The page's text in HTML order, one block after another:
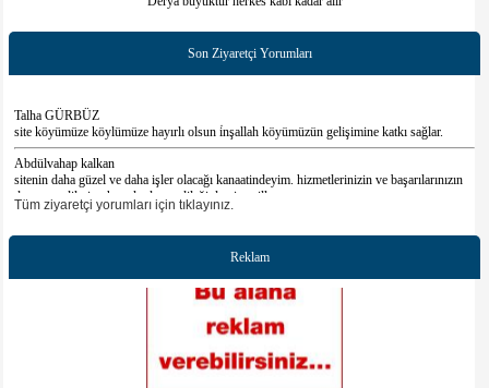
Son Ziyaretçi Yorumları
Talha GÜRBÜZ
site köyümüze köylümüze hayırlı olsun i̇nşallah köyümüzün gelişimine katkı sağlar.
Abdülvahap kalkan
sitenin daha güzel ve daha işler olacağı kanaatindeyim. hizmetlerinizin ve başarılarınızın
devamını dilerim. hayırlı olması dileğiyle nice yillara
çok güzel ve başarılı bir çalışma olmuş emegi geçen herkese tesekürler.
Tüm ziyaretçi yorumları için tıklayınız.
Reklam